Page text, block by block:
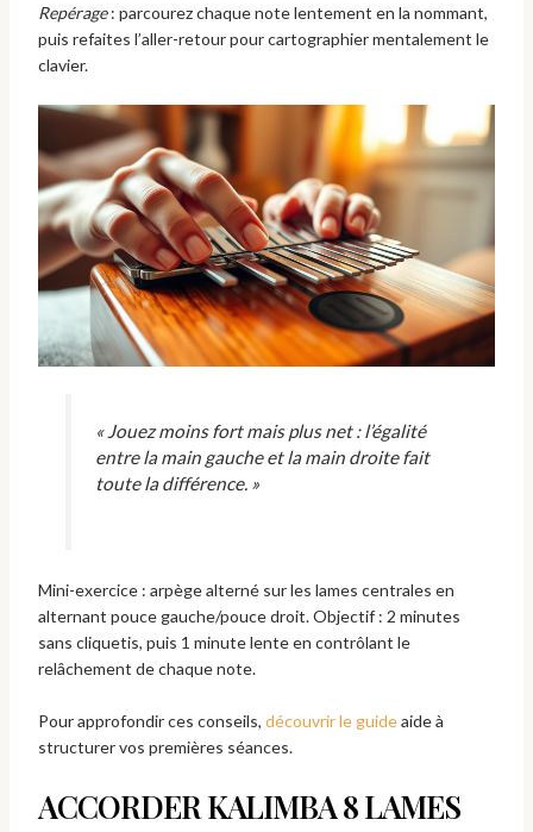
Repérage: parcourez chaque note lentement en la nommant,
puis refaites l’aller-retour pour cartographier mentalement le
clavier.
« Jouez moins fort mais plus net : l’égalité
entre la main gauche et la main droite fait
toute la différence. »
Mini-exercice : arpège alterné sur les lames centrales en
alternant pouce gauche/pouce droit. Objectif : 2 minutes
sans cliquetis, puis 1 minute lente en contrôlant le
relâchement de chaque note.
Pour approfondir ces conseils, découvrir le guideaide à
structurer vos premières séances.
ACCORDER KALIMBA 8 LAMES